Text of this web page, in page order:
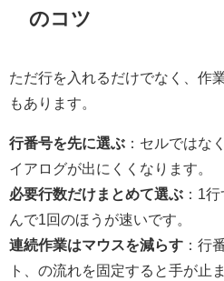
のコツ
ただ行を入れるだけでなく、作
もあります。
行番号を先に選ぶ ：セルではな
イアログが出にくくなります。
必要行数だけまとめて選ぶ ：1
んで1回のほうが速いです。
連続作業はマウスを減らす ：行
ト、の流れを固定すると手が止